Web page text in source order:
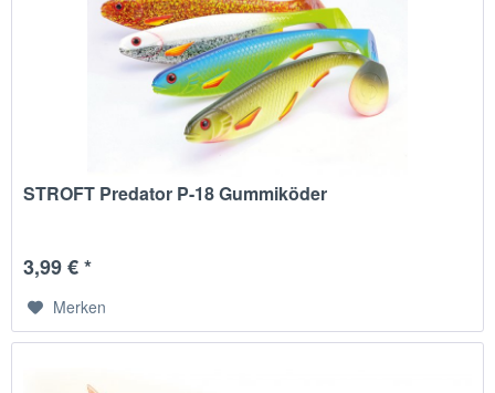
STROFT Predator P-18 Gummiköder
3,99 € *
Merken